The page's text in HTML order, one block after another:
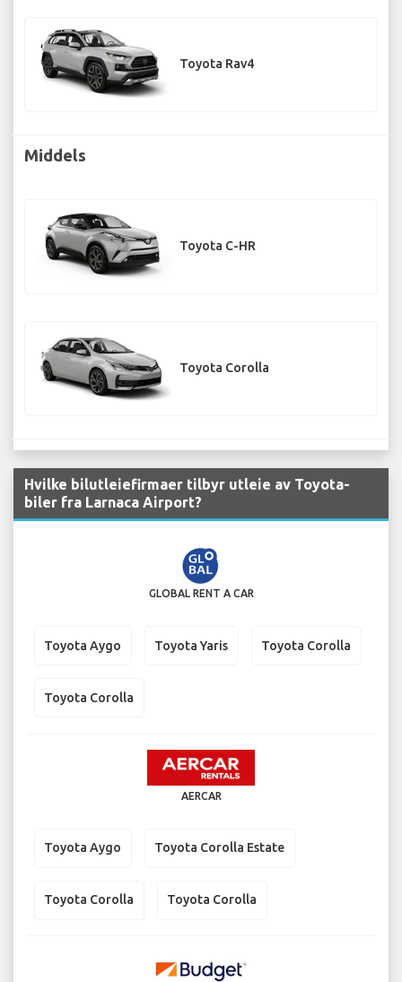
Toyota Rav4
Middels
Toyota C-HR
Toyota Corolla
Hvilke bilutleiefirmaer tilbyr utleie av Toyota-
biler fra Larnaca Airport?
GLOBAL RENT A CAR
Toyota Aygo Toyota Yaris Toyota Corolla
Toyota Corolla
AERCAR
Toyota Aygo Toyota Corolla Estate
Toyota Corolla Toyota Corolla